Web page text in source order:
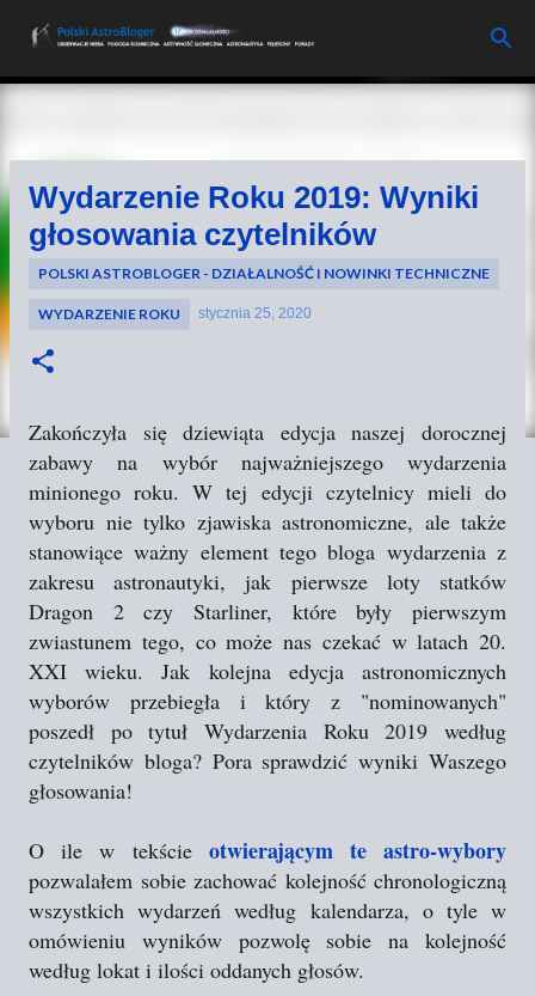
Przejdź do głównej zawartości
Wydarzenie Roku 2019: Wyniki
głosowania czytelników
POLSKI ASTROBLOGER - DZIAŁALNOŚĆ I NOWINKI TECHNICZNE
WYDARZENIE ROKU stycznia 25, 2020
Zakończyła się dziewiąta edycja naszej dorocznej
zabawy na wybór najważniejszego wydarzenia
minionego roku. W tej edycji czytelnicy mieli do
wyboru nie tylko zjawiska astronomiczne, ale także
stanowiące ważny element tego bloga wydarzenia z
zakresu astronautyki, jak pierwsze loty statków
Dragon 2 czy Starliner, które były pierwszym
zwiastunem tego, co może nas czekać w latach 20.
XXI wieku. Jak kolejna edycja astronomicznych
wyborów przebiegła i który z "nominowanych"
poszedł po tytuł Wydarzenia Roku 2019 według
czytelników bloga? Pora sprawdzić wyniki Waszego
głosowania!
O ile w tekście otwierającym te astro-wybory
pozwalałem sobie zachować kolejność chronologiczną
wszystkich wydarzeń według kalendarza, o tyle w
omówieniu wyników pozwolę sobie na kolejność
według lokat i ilości oddanych głosów.